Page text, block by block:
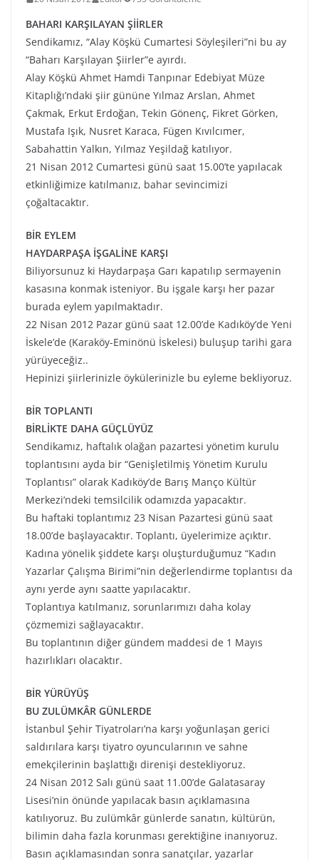
BAHARI KARŞILAYAN ŞİİRLER
Sendikamız, “Alay Köşkü Cumartesi Söyleşileri”ni bu ay
“Baharı Karşılayan Şiirler”e ayırdı.
Alay Köşkü Ahmet Hamdi Tanpınar Edebiyat Müze
Kitaplığı’ndaki şiir gününe Yılmaz Arslan, Ahmet
Çakmak, Erkut Erdoğan, Tekin Gönenç, Fikret Görken,
Mustafa Işık, Nusret Karaca, Fügen Kıvılcımer,
Sabahattin Yalkın, Yılmaz Yeşildağ katılıyor.
21 Nisan 2012 Cumartesi günü saat 15.00’te yapılacak
etkinliğimize katılmanız, bahar sevincimizi
çoğaltacaktır.
BİR EYLEM
HAYDARPAŞA İŞGALİNE KARŞI
Biliyorsunuz ki Haydarpaşa Garı kapatılıp sermayenin
kasasına konmak isteniyor. Bu işgale karşı her pazar
burada eylem yapılmaktadır.
22 Nisan 2012 Pazar günü saat 12.00’de Kadıköy’de Yeni
İskele’de (Karaköy-Eminönü İskelesi) buluşup tarihi gara
yürüyeceğiz..
Hepinizi şiirlerinizle öykülerinizle bu eyleme bekliyoruz.
BİR TOPLANTI
BİRLİKTE DAHA GÜÇLÜYÜZ
Sendikamız, haftalık olağan pazartesi yönetim kurulu
toplantısını ayda bir “Genişletilmiş Yönetim Kurulu
Toplantısı” olarak Kadıköy’de Barış Manço Kültür
Merkezi’ndeki temsilcilik odamızda yapacaktır.
Bu haftaki toplantımız 23 Nisan Pazartesi günü saat
18.00’de başlayacaktır. Toplantı, üyelerimize açıktır.
Kadına yönelik şiddete karşı oluşturduğumuz “Kadın
Yazarlar Çalışma Birimi”nin değerlendirme toplantısı da
aynı yerde aynı saatte yapılacaktır.
Toplantıya katılmanız, sorunlarımızı daha kolay
çözmemizi sağlayacaktır.
Bu toplantının diğer gündem maddesi de 1 Mayıs
hazırlıkları olacaktır.
BİR YÜRÜYÜŞ
BU ZULÜMKÂR GÜNLERDE
İstanbul Şehir Tiyatroları’na karşı yoğunlaşan gerici
saldırılara karşı tiyatro oyuncularının ve sahne
emekçilerinin başlattığı direnişi destekliyoruz.
24 Nisan 2012 Salı günü saat 11.00’de Galatasaray
Lisesi’nin önünde yapılacak basın açıklamasına
katılıyoruz. Bu zulümkâr günlerde sanatın, kültürün,
bilimin daha fazla korunması gerektiğine inanıyoruz.
Basın açıklamasından sonra sanatçılar, yazarlar